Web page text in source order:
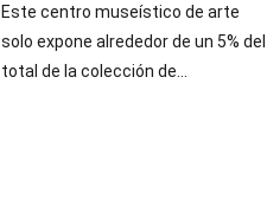
Este centro museístico de arte
solo expone alrededor de un 5% del
total de la colección de...